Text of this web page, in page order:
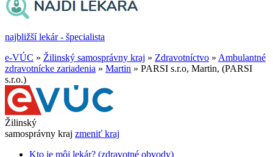
najbližší lekár - špecialista
e-VÚC » Žilinský samosprávny kraj » Zdravotníctvo » Ambulantné
zdravotnícke zariadenia » Martin » PARSI s.r.o, Martin, (PARSI
s.r.o.)
Žilinský
samosprávny kraj zmeniť kraj
Kto je môj lekár? (zdravotné obvody)